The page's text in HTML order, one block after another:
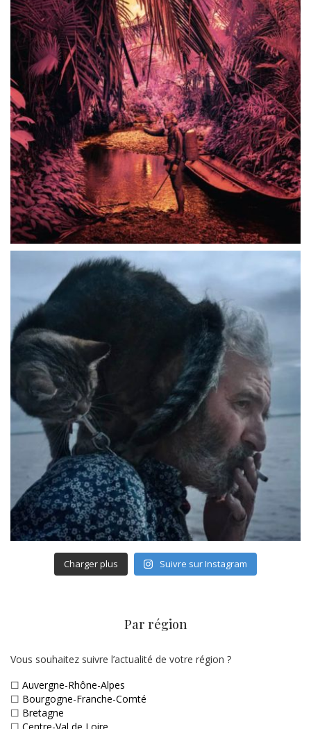
Charger plus Suivre sur Instagram
Par région
Vous souhaitez suivre l’actualité de votre région ?
☐ Auvergne-Rhône-Alpes
☐ Bourgogne-Franche-Comté
☐ Bretagne